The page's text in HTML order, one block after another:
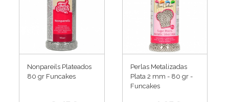
Nonpareils Plateados
80 gr Funcakes
Perlas Metalizadas
Plata 2 mm - 80 gr -
Funcakes